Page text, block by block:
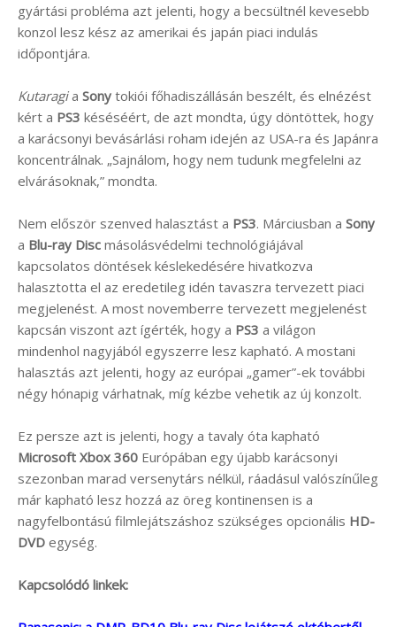
gyártási probléma azt jelenti, hogy a becsültnél kevesebb
konzol lesz kész az amerikai és japán piaci indulás
időpontjára.
Kutaragia Sony tokiói főhadiszállásán beszélt, és elnézést
kért a PS3 késéséért, de azt mondta, úgy döntöttek, hogy
a karácsonyi bevásárlási roham idején az USA-ra és Japánra
koncentrálnak. „Sajnálom, hogy nem tudunk megfelelni az
elvárásoknak,” mondta.
Nem először szenved halasztást a PS3. Márciusban a Sony
a Blu-ray Disc másolásvédelmi technológiájával
kapcsolatos döntések késlekedésére hivatkozva
halasztotta el az eredetileg idén tavaszra tervezett piaci
megjelenést. A most novemberre tervezett megjelenést
kapcsán viszont azt ígérték, hogy a PS3 a világon
mindenhol nagyjából egyszerre lesz kapható. A mostani
halasztás azt jelenti, hogy az európai „gamer”-ek további
négy hónapig várhatnak, míg kézbe vehetik az új konzolt.
Ez persze azt is jelenti, hogy a tavaly óta kapható
Microsoft Xbox 360 Európában egy újabb karácsonyi
szezonban marad versenytárs nélkül, ráadásul valószínűleg
már kapható lesz hozzá az öreg kontinensen is a
nagyfelbontású filmlejátszáshoz szükséges opcionális HD-
DVD egység.
Kapcsolódó linkek: